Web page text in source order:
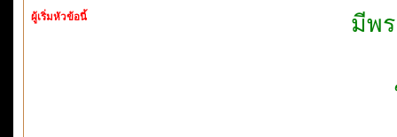
ผู้เริ่มหัวข้อนี้
มีพ